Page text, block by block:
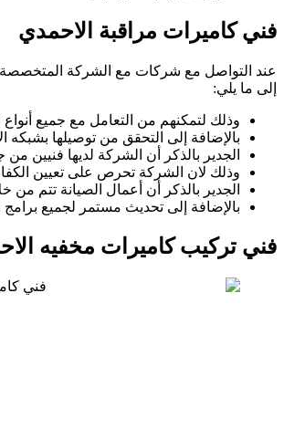
فني كاميرات مراقبة الاحمدي
عند التواصل مع شركات مع الشركة
إلى ما يلي:
وذلك لتمكنهم من التعامل مع جميع أنواع
بالإضافة إلى التحقق من توصيلها
الجدير بالذكر أن الشركة لديها فنيين
وذلك لان الشركة تحرص على تعيين
الجدير بالذكر أن أعمال الصيانة تتم
بالإضافة إلى تحديث مستمر لجميع برامج
فني تركيب كاميرات مخفيه